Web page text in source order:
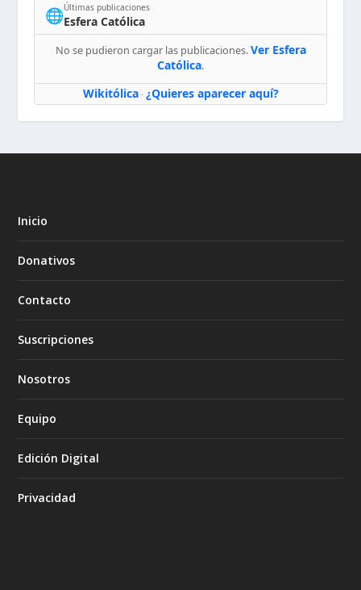
🌐Últimas publicaciones
Esfera Católica
No se pudieron cargar las publicaciones.Ver Esfera
Católica.
Wikitólica· ¿Quieres aparecer aquí?
Inicio
Donativos
Contacto
Suscripciones
Nosotros
Equipo
Edición Digital
Privacidad